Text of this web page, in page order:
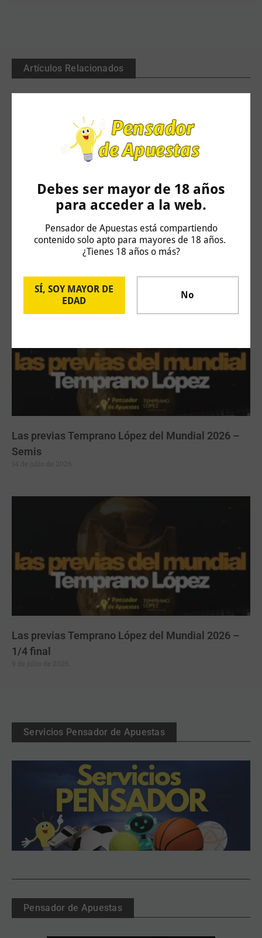
Debes ser mayor de 18 años
para acceder a la web.
Pensador de Apuestas está compartiendo
contenido solo apto para mayores de 18 años.
¿Tienes 18 años o más?
SÍ, SOY MAYOR DE
EDAD
No
Artículos Relacionados
Las previas Temprano López del Mundial 2026 –
Las previas Temprano López del Mundial 2026 –
Semis
Las previas Temprano López del Mundial 2026 –
1/4 final
Servicios Pensador de Apuestas
Pensador de Apuestas